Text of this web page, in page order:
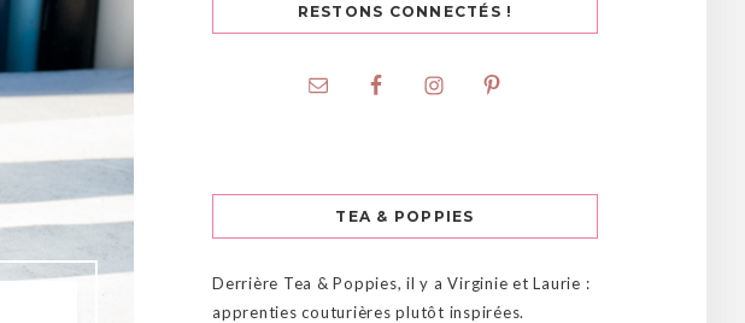
RESTONS CONNECTÉS !
TEA & POPPIES
Derrière Tea & Poppies, il y a Virginie et Laurie :
apprenties couturières plutôt inspirées.